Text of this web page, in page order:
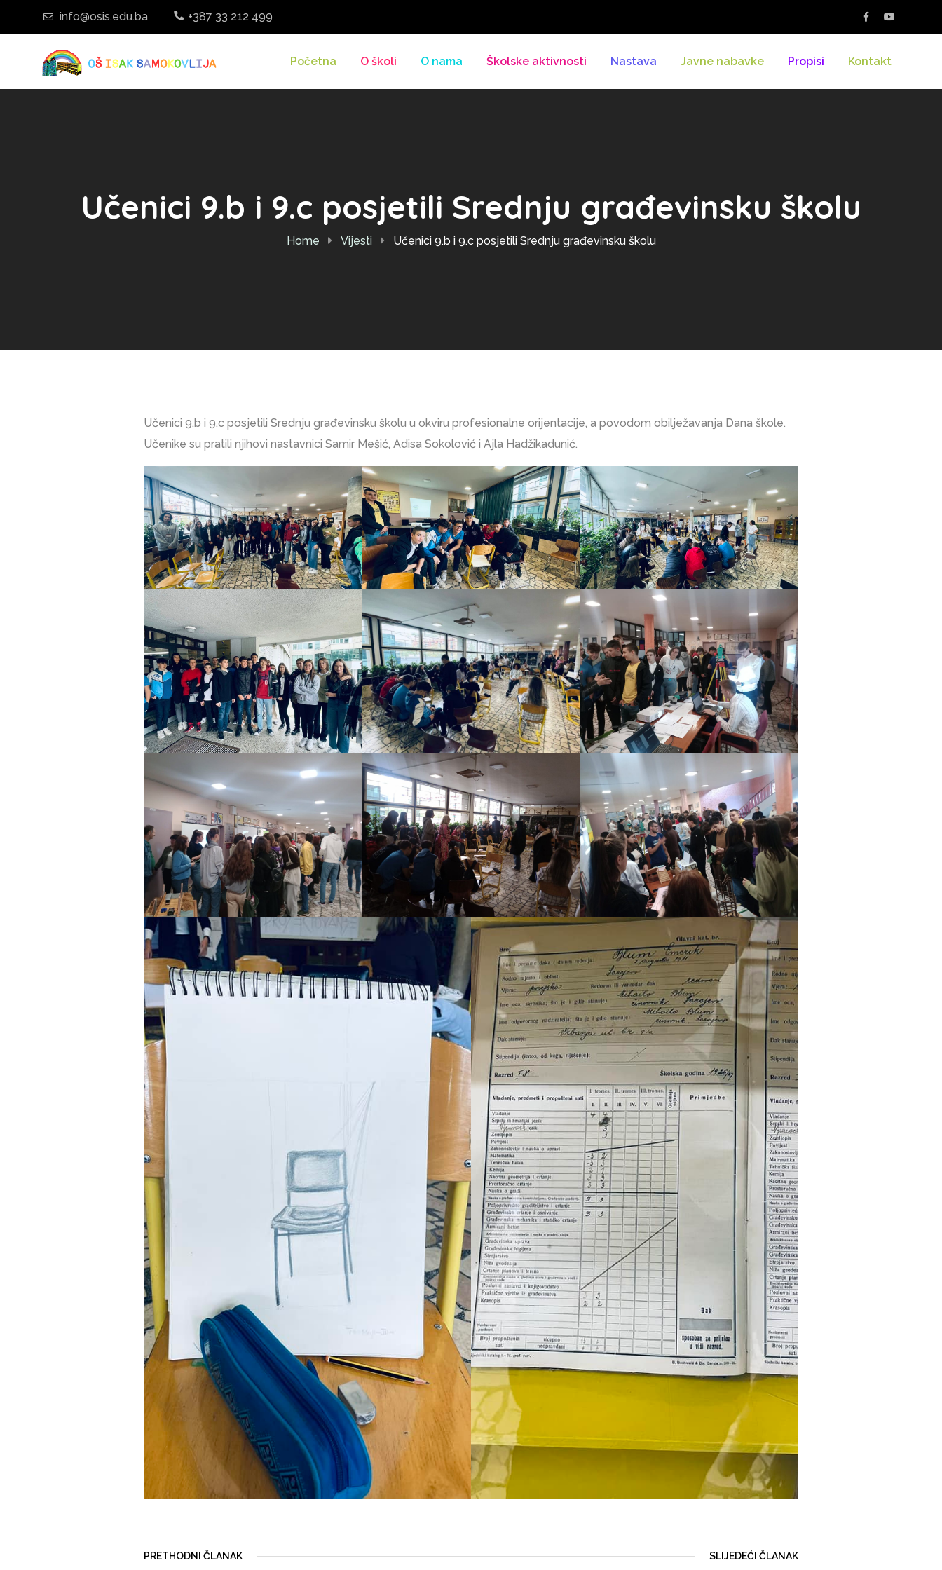
info@osis.edu.ba +387 33 212 499
Početna O školi O nama Školske aktivnosti Nastava Javne nabavke Propisi Kontakt
Učenici 9.b i 9.c posjetili Srednju građevinsku školu
Home Vijesti Učenici 9.b i 9.c posjetili Srednju građevinsku školu
Učenici 9.b i 9.c posjetili Srednju građevinsku školu u okviru profesionalne orijentacije, a povodom obilježavanja Dana škole.
Učenike su pratili njihovi nastavnici Samir Mešić, Adisa Sokolović i Ajla Hadžikadunić.
PRETHODNI ČLANAK SLIJEDEĆI ČLANAK